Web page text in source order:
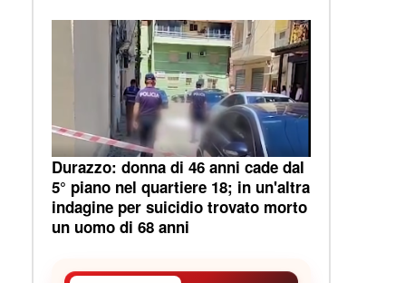
Durazzo: donna di 46 anni cade dal
5° piano nel quartiere 18; in un'altra
indagine per suicidio trovato morto
un uomo di 68 anni